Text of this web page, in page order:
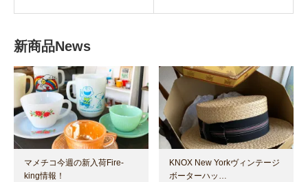
新商品News
マメチコ今週の新入荷Fire-
king情報！
KNOX New Yorkヴィンテージ
ボーターハッ…